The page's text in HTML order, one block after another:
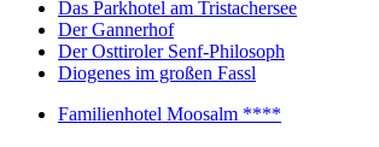
Das Parkhotel am Tristachersee
Der Gannerhof
Der Osttiroler Senf-Philosoph
Diogenes im großen Fassl
Familienhotel Moosalm ****